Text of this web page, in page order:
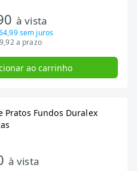
à vista
sem juros
a prazo
ao carrinho
Pratos Fundos Duralex
à vista